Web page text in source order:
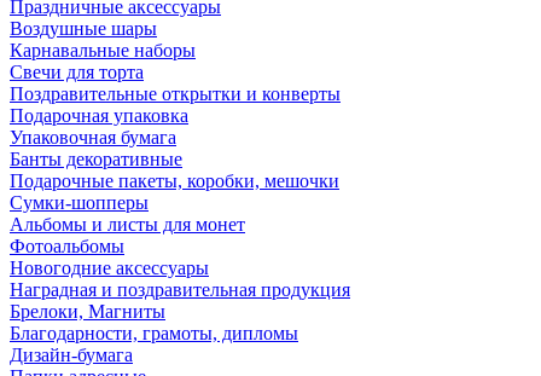
Праздничные аксессуары
Воздушные шары
Карнавальные наборы
Свечи для торта
Поздравительные открытки и конверты
Подарочная упаковка
Упаковочная бумага
Банты декоративные
Подарочные пакеты, коробки, мешочки
Сумки-шопперы
Альбомы и листы для монет
Фотоальбомы
Новогодние аксессуары
Наградная и поздравительная продукция
Брелоки, Магниты
Благодарности, грамоты, дипломы
Дизайн-бумага